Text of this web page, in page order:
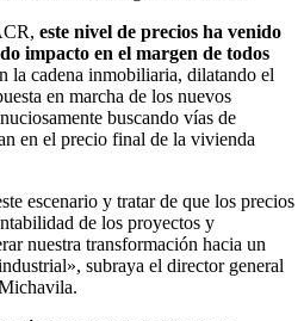
este nivel de precios ha venido
impacto en el margen de todos
la cadena inmobiliaria, dilatando el
en marcha de los nuevos
buscando vías de
en el precio final de la vivienda
escenario y tratar de que los precios
de los proyectos y
nuestra transformación hacia un
subraya el director general